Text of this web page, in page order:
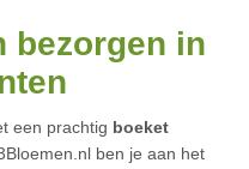
bezorgen in
een prachtig boeket
ben je aan het